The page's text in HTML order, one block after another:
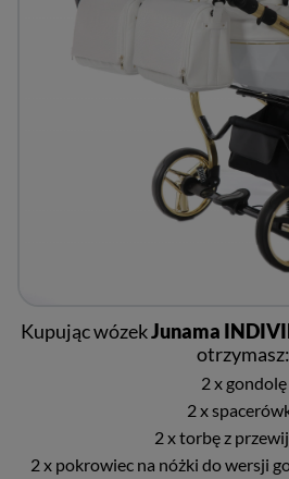
Kupując wózekJunama
otrzymasz:
2 x gondolę
2 x
2 x torbę z
2 x pokrowiec na nóżki do wersji